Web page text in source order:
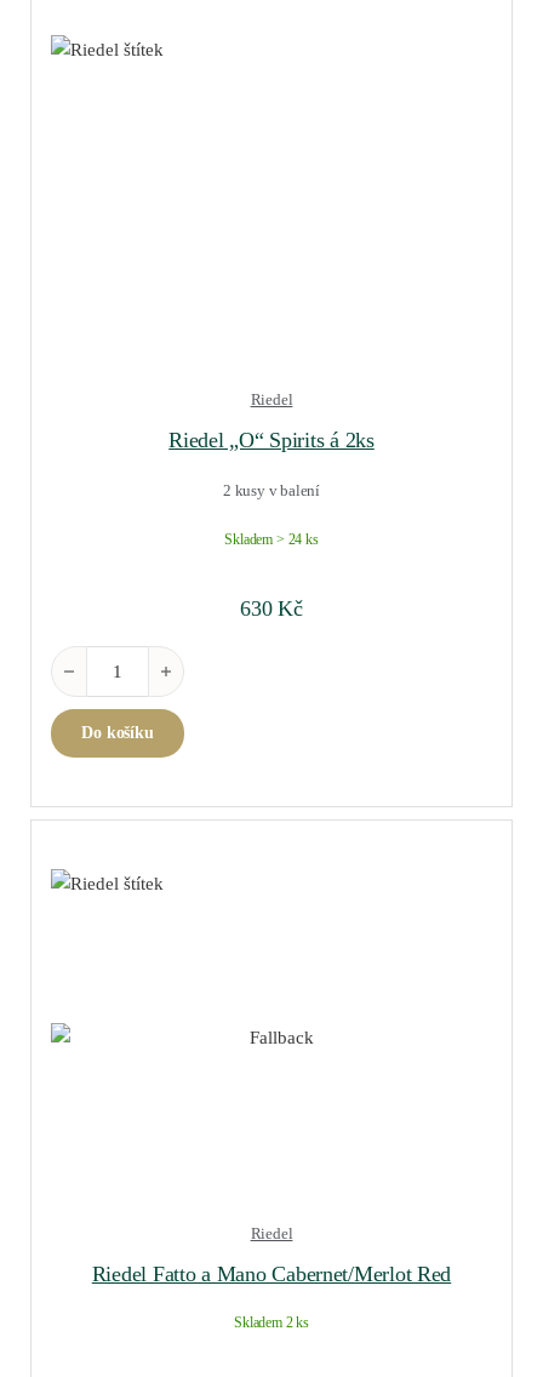
Riedel
Riedel „O“ Spirits á 2ks
2 kusy v balení
Skladem > 24 ks
630Kč
Riedel "O" Spirits á 2ks množství
Do košíku
Riedel
Riedel Fatto a Mano Cabernet/Merlot Red
Skladem 2 ks